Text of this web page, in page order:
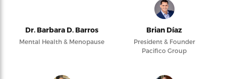
Dr. Barbara D. Barros
Mental Health & Menopause
Brian Díaz
President & Founder
Pacifico Group